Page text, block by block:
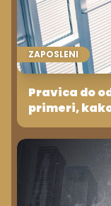
ZAPOSLENI
Pravica do
primeri,